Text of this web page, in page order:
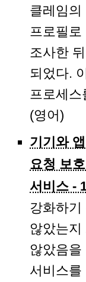
클레임의
프로필로
조사한
되었다.
프로세스
(영어)
기기와
요청 보
서비스 -
강화하기
않았는지
않았음을
서비스를